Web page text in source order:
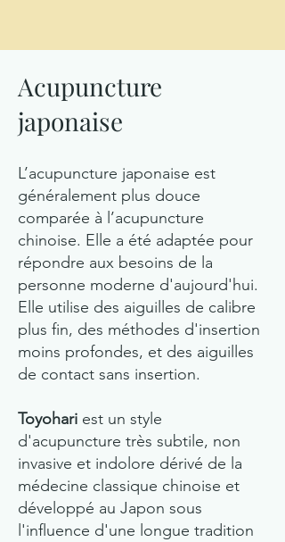
Acupuncture
japonaise
L’acupuncture japonaise est
généralement plus douce
comparée à l’acupuncture
chinoise. Elle a été adaptée pour
répondre aux besoins de la
personne moderne d'aujourd'hui.
Elle utilise des aiguilles de calibre
plus fin, des méthodes d'insertion
moins profondes, et des aiguilles
de contact sans insertion.
Toyohari est un style
d'acupuncture très subtile, non
invasive et indolore dérivé de la
médecine classique chinoise et
développé au Japon sous
l'influence d'une longue tradition